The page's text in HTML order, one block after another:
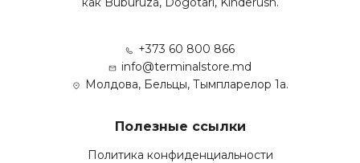
+373 60 800 866
info@terminalstore.md
Молдова, Бельцы, Тымпларелор 1а.
Полезные ссылки
Политика конфиденциальности